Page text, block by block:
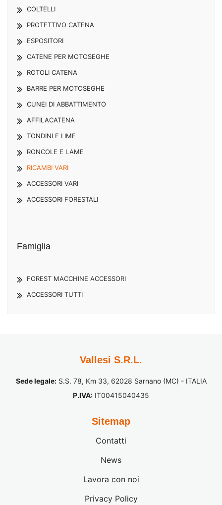
COLTELLI
PROTETTIVO CATENA
ESPOSITORI
CATENE PER MOTOSEGHE
ROTOLI CATENA
BARRE PER MOTOSEGHE
CUNEI DI ABBATTIMENTO
AFFILACATENA
TONDINI E LIME
RONCOLE E LAME
RICAMBI VARI
ACCESSORI VARI
ACCESSORI FORESTALI
Famiglia
FOREST MACCHINE ACCESSORI
ACCESSORI TUTTI
Vallesi S.R.L.
Sede legale:S.S. 78, Km 33, 62028 Sarnano (MC) - ITALIA
P.IVA: IT00415040435
Sitemap
Contatti
News
Lavora con noi
Privacy Policy